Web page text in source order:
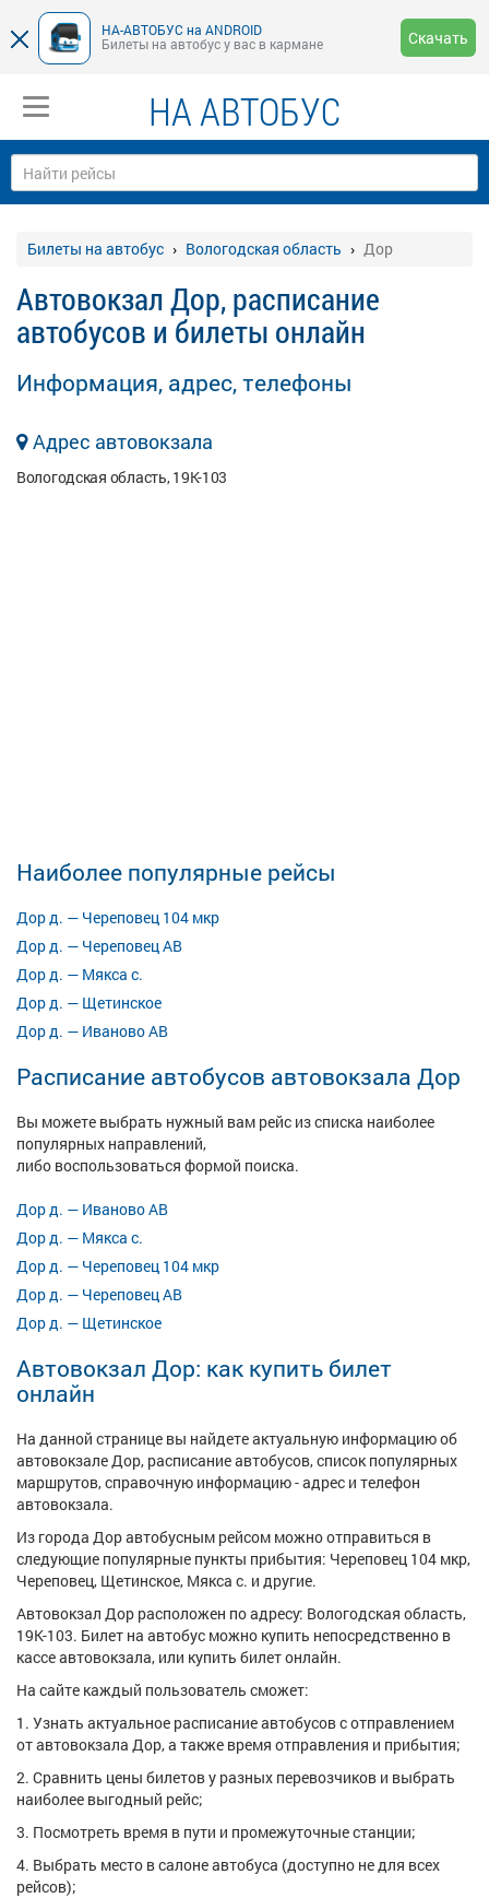
НА-АВТОБУС на ANDROID
Билеты на автобус у вас в кармане
Скачать
НА АВТОБУС
Билеты на автобус Вологодская область Дор
Автовокзал Дор, расписание
автобусов и билеты онлайн
Информация, адрес, телефоны
Адрес автовокзала
Вологодская область, 19К-103
Наиболее популярные рейсы
Дор д. — Череповец 104 мкр
Дор д. — Череповец АВ
Дор д. — Мякса с.
Дор д. — Щетинское
Дор д. — Иваново АВ
Расписание автобусов автовокзала Дор
Вы можете выбрать нужный вам рейс из списка наиболее
популярных направлений,
либо воспользоваться формой поиска.
Дор д. — Иваново АВ
Дор д. — Мякса с.
Дор д. — Череповец 104 мкр
Дор д. — Череповец АВ
Дор д. — Щетинское
Автовокзал Дор: как купить билет
онлайн
На данной странице вы найдете актуальную информацию об
автовокзале Дор, расписание автобусов, список популярных
маршрутов, справочную информацию - адрес и телефон
автовокзала.
Из города Дор автобусным рейсом можно отправиться в
следующие популярные пункты прибытия: Череповец 104 мкр,
Череповец, Щетинское, Мякса с. и другие.
Автовокзал Дор расположен по адресу: Вологодская область,
19К-103. Билет на автобус можно купить непосредственно в
кассе автовокзала, или купить билет онлайн.
На сайте каждый пользователь сможет:
1. Узнать актуальное расписание автобусов с отправлением
от автовокзала Дор, а также время отправления и прибытия;
2. Сравнить цены билетов у разных перевозчиков и выбрать
наиболее выгодный рейс;
3. Посмотреть время в пути и промежуточные станции;
4. Выбрать место в салоне автобуса (доступно не для всех
рейсов);